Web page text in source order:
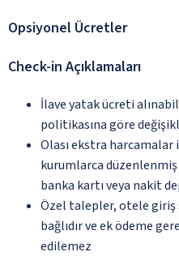
Opsiyonel Ücretler
Check-in Açıklamaları
İlave yatak ücreti
politikasına göre
Olası ekstra
kurumlarca
banka kartı veya nakit
Özel talepler, otele giriş
bağlıdır ve ek ödeme
edilemez